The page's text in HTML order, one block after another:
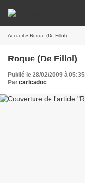
Accueil » Roque (De Fillol)
Roque (De Fillol)
Publié le 28/02/2009 à 05:35
Par caricadoc